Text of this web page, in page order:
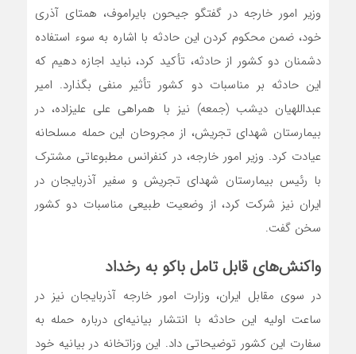
وزیر امور خارجه در گفتگو جیحون بایراموف، همتای آذری
خود، ضمن محکوم کردن این حادثه با اشاره به سوء استفاده
دشمنان دو کشور از حادثه، تأکید کرد، نباید اجازه دهیم که
این حادثه بر مناسبات دو کشور تأثیر منفی بگذارد. امیر
عبداللهیان دیشب (جمعه) نیز با همراهی علی علیزاده، در
بیمارستان شهدای تجریش، از مجروحان این حمله مسلحانه
عیادت کرد. وزیر امور خارجه، در کنفرانس مطبوعاتی مشترک
با رئیس بیمارستان شهدای تجریش و سفیر آذربایجان در
ایران نیز شرکت کرد، از وضعیت طبیعی مناسبات دو کشور
سخن گفت.
واکنش‌های قابل تامل باکو به رخداد
در سوی مقابل ایران، وزارت امور خارجه آذربایجان نیز در
ساعت اولیه این حادثه با انتشار بیانیه‌ای درباره حمله به
سفارت این کشور توضیحاتی داد. این وزاتخانه در بیانیه خود